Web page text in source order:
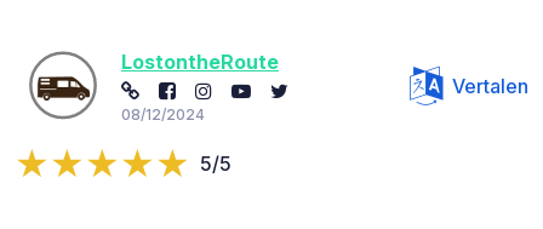
LostontheRoute
08/12/2024
Vertalen
5/5